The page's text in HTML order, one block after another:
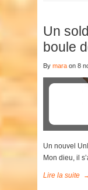
Un
boule
By mara on 8
Un nouvel
Mon dieu, il
Lire la suite